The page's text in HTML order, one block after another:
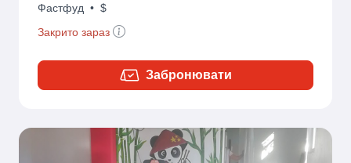
Фастфуд • $
Закрито зараз
Забронювати